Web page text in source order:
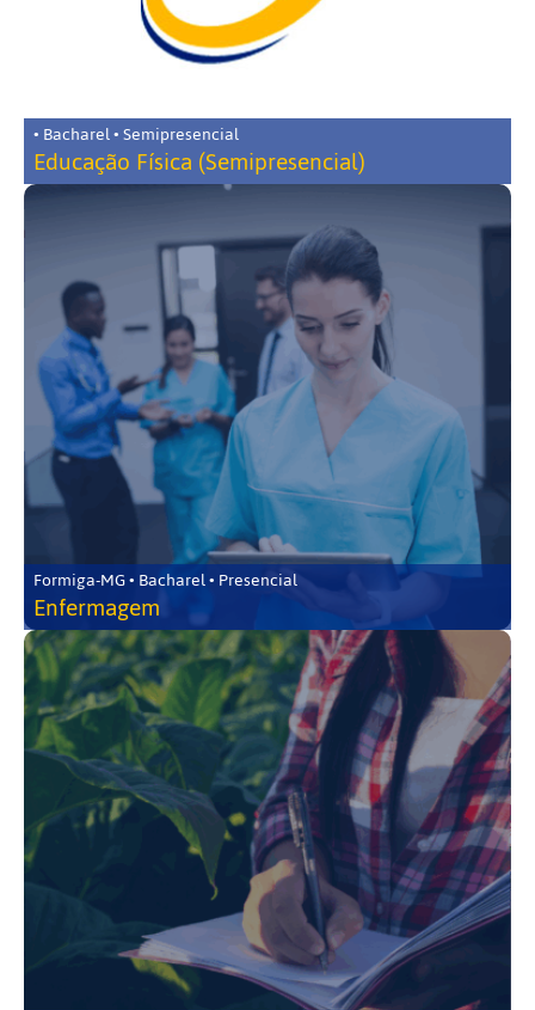
• Bacharel • Semipresencial
Educação Física (Semipresencial)
Formiga-MG • Bacharel • Presencial
Enfermagem